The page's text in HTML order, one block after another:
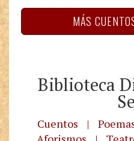
MÁS
Biblioteca
Cuentos |